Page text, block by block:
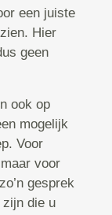
een juiste
Hier
geen
ook op
mogelijk
Voor
voor
gesprek
die u